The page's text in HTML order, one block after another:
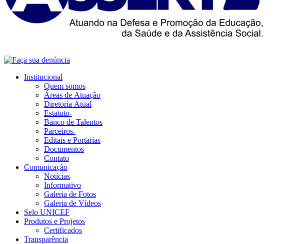
Institucional
Quem somos
Áreas de Atuação
Diretoria Atual
Estatuto-
Banco de Talentos
Parceiros-
Editais e Portarias
Documentos
Contato
Comunicação
Notícias
Informativo
Galeria de Fotos
Galeria de Vídeos
Selo UNICEF
Produtos e Projetos
Certificados
Transparência